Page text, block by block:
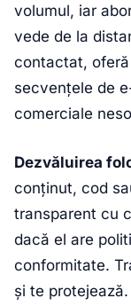
volumul, iar
vede de la
contactat,
secvențele de
comerciale
Dezvăluirea
conținut, cod
transparent cu
dacă el are
conformitate.
și te